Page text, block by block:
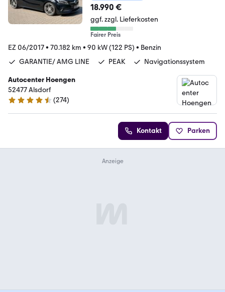
18.990 €
ggf. zzgl. Lieferkosten
Fairer Preis
EZ 06/2017• 70.182 km • 90 kW (122 PS) • Benzin
GARANTIE/ AMG LINE
PEAK Navigationssystem
Autocenter Hoengen
52477 Alsdorf
4.5 Sterne
(274)
Kontakt Parken